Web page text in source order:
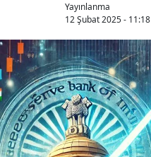
Yayınlanma
12 Şubat 2025 - 11:18